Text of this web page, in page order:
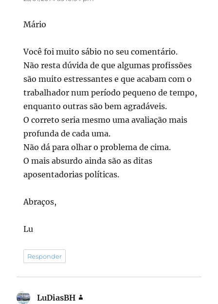
Mário
Você foi muito sábio no seu comentário.
Não resta dúvida de que algumas profissões
são muito estressantes e que acabam com o
trabalhador num período pequeno de tempo,
enquanto outras são bem agradáveis.
O correto seria mesmo uma avaliação mais
profunda de cada uma.
Não dá para olhar o problema de cima.
O mais absurdo ainda são as ditas
aposentadorias políticas.
Abraços,
Lu
Responder
LuDiasBH